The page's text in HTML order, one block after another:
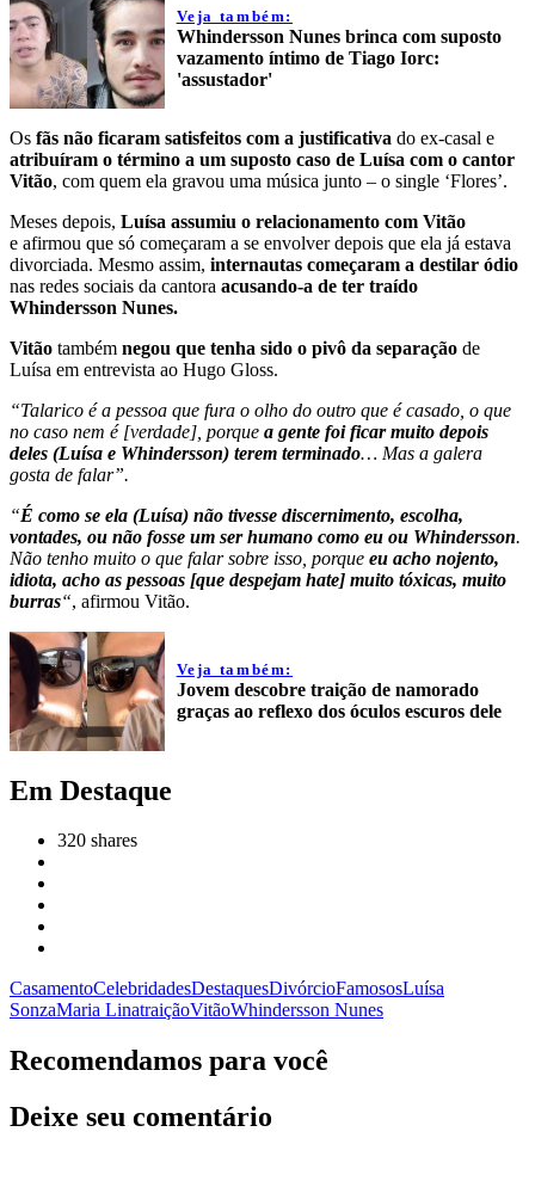
Veja também:
Whindersson Nunes brinca com suposto
vazamento íntimo de Tiago Iorc:
'assustador'
Os fãs não ficaram satisfeitos com a justificativa do ex-casal e
atribuíram o término a um suposto caso de Luísa com o cantor
Vitão, com quem ela gravou uma música junto – o single ‘Flores’.
Meses depois, Luísa assumiu o relacionamento com Vitão
e afirmou que só começaram a se envolver depois que ela já estava
divorciada. Mesmo assim, internautas começaram a destilar ódio
nas redes sociais da cantora acusando-a de ter traído
Whindersson Nunes.
Vitão também negou que tenha sido o pivô da separação de
Luísa em entrevista ao Hugo Gloss.
“Talarico é a pessoa que fura o olho do outro que é casado, o que
no caso nem é [verdade], porque a gente foi ficar muito depois
deles (Luísa e Whindersson) terem terminado… Mas a galera
gosta de falar”.
“É como se ela (Luísa) não tivesse discernimento, escolha,
vontades, ou não fosse um ser humano como eu ou Whindersson.
Não tenho muito o que falar sobre isso, porque eu acho nojento,
idiota, acho as pessoas [que despejam hate] muito tóxicas, muito
burras“, afirmou Vitão.
Veja também:
Jovem descobre traição de namorado
graças ao reflexo dos óculos escuros dele
Em Destaque
320 shares
CasamentoCelebridadesDestaquesDivórcioFamososLuísa
SonzaMaria LinatraiçãoVitãoWhindersson Nunes
Recomendamos para você
Deixe seu comentário